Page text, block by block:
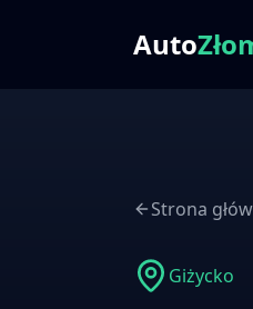
Auto
Strona
Giżycko